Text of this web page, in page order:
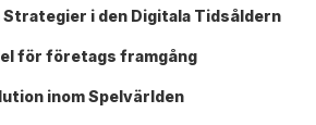
Strategier i den Digitala Tidsåldern
för företags framgång
inom Spelvärlden